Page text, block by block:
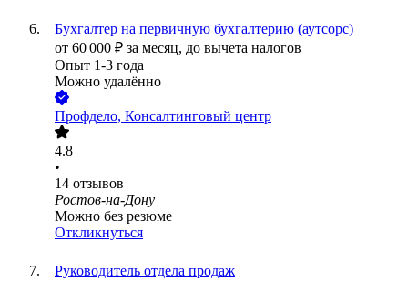
Бухгалтер на первичную бухгалтерию (аутсорс)
от 60 000 ₽ за месяц, до вычета налогов
Опыт 1-3 года
Можно удалённо
Профдело, Консалтинговый центр
4.8
•
14 отзывов
Ростов-на-Дону
Можно без резюме
Откликнуться
Руководитель отдела продаж